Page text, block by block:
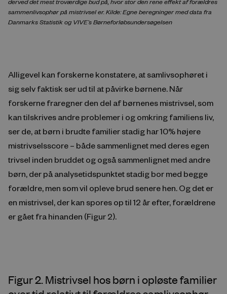
sammenlivsophør på mistrivsel er. Kilde: Egne beregninger med data fra
Danmarks Statistik og VIVE’s Børneforløbsundersøgelsen
Alligevel kan forskerne konstatere, at samlivsophøret i
sig selv faktisk ser ud til at påvirke børnene. Når
forskerne fraregner den del af børnenes mistrivsel, som
kan tilskrives andre problemer i og omkring familiens liv,
ser de, at børn i brudte familier stadig har 10% højere
mistrivselsscore – både sammenlignet med deres egen
trivsel inden bruddet og også sammenlignet med andre
børn, der på analysetidspunktet stadig bor med begge
forældre, men som vil opleve brud senere hen. Og det er
en mistrivsel, der kan spores op til 12 år efter, forældrene
er gået fra hinanden (Figur 2).